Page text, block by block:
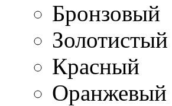
Бронзовый
Золотистый
Красный
Оранжевый